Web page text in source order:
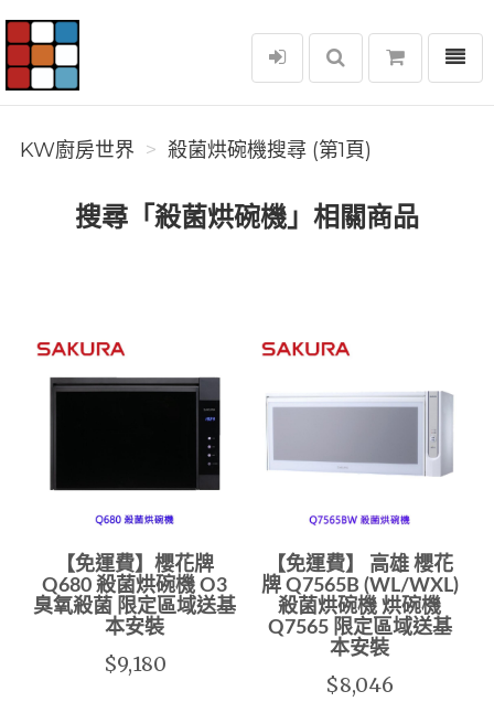
KW廚房世界
選單
KW廚房世界 殺菌烘碗機搜尋 (第1頁)
搜尋「殺菌烘碗機」相關商品
【免運費】櫻花牌
Q680 殺菌烘碗機 O3
臭氧殺菌 限定區域送基
本安裝
$9,180
【免運費】 高雄 櫻花
牌 Q7565B (WL/WXL)
殺菌烘碗機 烘碗機
Q7565 限定區域送基
本安裝
$8,046